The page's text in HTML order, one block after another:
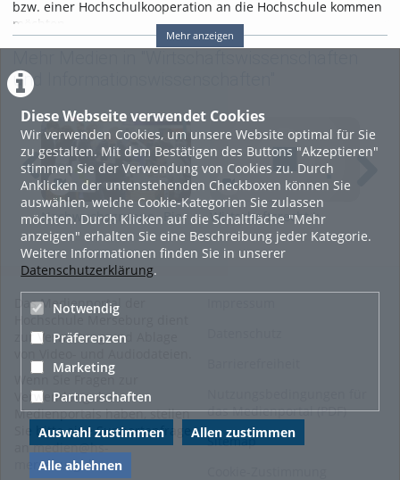
Diese Webseite verwendet Cookies
Wir verwenden Cookies, um unsere Website optimal für Sie
zu gestalten. Mit dem Bestätigen des Buttons "Akzeptieren"
stimmen Sie der Verwendung von Cookies zu. Durch
Anklicken der untenstehenden Checkboxen können Sie
auswählen, welche Cookie-Kategorien Sie zulassen
möchten. Durch Klicken auf die Schaltfläche "Mehr
anzeigen" erhalten Sie eine Beschreibung jeder Kategorie.
Weitere Informationen finden Sie in unserer
Datenschutzerklärung.
Notwendig
Präferenzen
Marketing
Partnerschaften
Auswahl zustimmen
Allen zustimmen
Alle ablehnen
bzw. einer Hochschulkooperation an die Hochschule kommen
möchten.
Tags:
bewerbung; erasmus; partnerhochschule; kooperation;
Kategorien:
Soziale
Arbeit.Medien.Kultur,
Wirtschaftswissenschaften
und
Informationswissenschaften,
Ingenieur- und
Naturwissenschaften,
Studieren
Mehr anzeigen
und Informationswissenschaften"
Nachwuchsgruppe „Bio-
Rohstoffe" auf der
Leipziger Buchmesse
2026
Wirtschaftsrecht I:
Geschäftsfähigkeit,
Formvorschriften
Das Medienportal der
Hochschule Merseburg dient
zur Verwaltung und Ablage
Wenn Sie Fragen zur
Verwendung des
Medienportals haben, stellen
Sie bitte eine Supportanfrage
anmedien@hs-
merseburg.de.
das Medienportal (PDF)
Sitemap